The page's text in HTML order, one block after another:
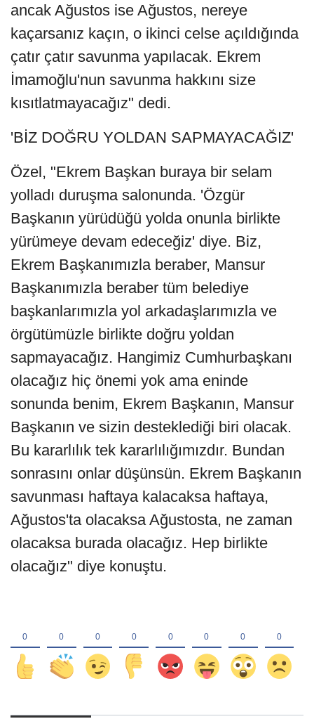
ancak Ağustos ise Ağustos, nereye
kaçarsanız kaçın, o ikinci celse açıldığında
çatır çatır savunma yapılacak. Ekrem
İmamoğlu'nun savunma hakkını size
kısıtlatmayacağız" dedi.
'BİZ DOĞRU YOLDAN SAPMAYACAĞIZ'
Özel, "Ekrem Başkan buraya bir selam
yolladı duruşma salonunda. 'Özgür
Başkanın yürüdüğü yolda onunla birlikte
yürümeye devam edeceğiz' diye. Biz,
Ekrem Başkanımızla beraber, Mansur
Başkanımızla beraber tüm belediye
başkanlarımızla yol arkadaşlarımızla ve
örgütümüzle birlikte doğru yoldan
sapmayacağız. Hangimiz Cumhurbaşkanı
olacağız hiç önemi yok ama eninde
sonunda benim, Ekrem Başkanın, Mansur
Başkanın ve sizin desteklediği biri olacak.
Bu kararlılık tek kararlılığımızdır. Bundan
sonrasını onlar düşünsün. Ekrem Başkanın
savunması haftaya kalacaksa haftaya,
Ağustos'ta olacaksa Ağustosta, ne zaman
olacaksa burada olacağız. Hep birlikte
olacağız" diye konuştu.